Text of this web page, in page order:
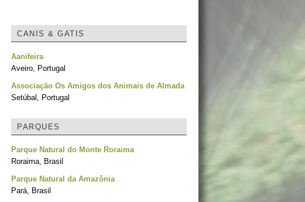
CANIS & GATIS
Aanifeira
Aveiro, Portugal
Associação Os Amigos dos Animais de Almada
Setúbal, Portugal
PARQUES
Parque Natural do Monte Roraima
Roraima, Brasil
Parque Natural da Amazônia
Pará, Brasil